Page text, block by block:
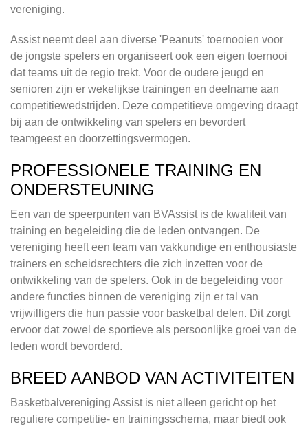
vereniging.
Assist neemt deel aan diverse 'Peanuts' toernooien voor
de jongste spelers en organiseert ook een eigen toernooi
dat teams uit de regio trekt. Voor de oudere jeugd en
senioren zijn er wekelijkse trainingen en deelname aan
competitiewedstrijden. Deze competitieve omgeving draagt
bij aan de ontwikkeling van spelers en bevordert
teamgeest en doorzettingsvermogen.
PROFESSIONELE TRAINING EN
ONDERSTEUNING
Een van de speerpunten van BVAssist is de kwaliteit van
training en begeleiding die de leden ontvangen. De
vereniging heeft een team van vakkundige en enthousiaste
trainers en scheidsrechters die zich inzetten voor de
ontwikkeling van de spelers. Ook in de begeleiding voor
andere functies binnen de vereniging zijn er tal van
vrijwilligers die hun passie voor basketbal delen. Dit zorgt
ervoor dat zowel de sportieve als persoonlijke groei van de
leden wordt bevorderd.
BREED AANBOD VAN ACTIVITEITEN
Basketbalvereniging Assist is niet alleen gericht op het
reguliere competitie- en trainingsschema, maar biedt ook